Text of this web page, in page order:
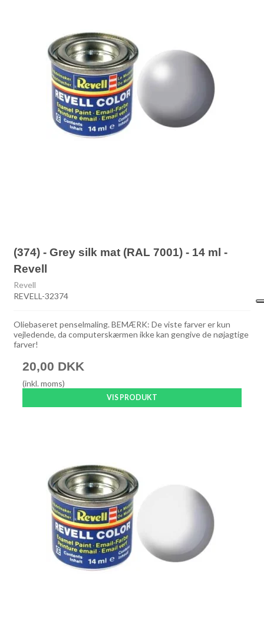
(374) - Grey silk mat (RAL 7001) - 14 ml -
Revell
Revell
REVELL-32374
Oliebaseret penselmaling. BEMÆRK: De viste farver er kun
vejledende, da computerskærmen ikke kan gengive de nøjagtige
farver!
20,00 DKK
(inkl. moms)
VIS PRODUKT